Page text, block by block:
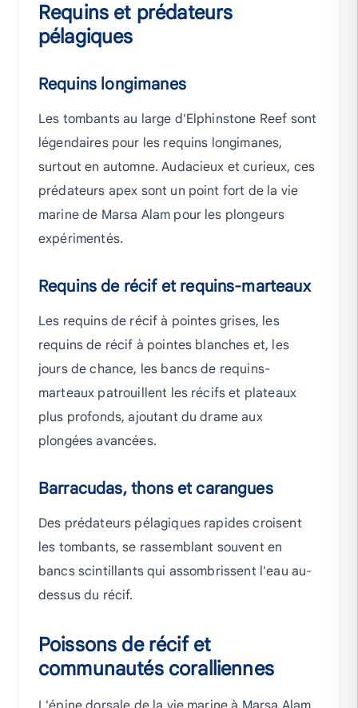
Requins et prédateurs
pélagiques
Requins longimanes
Les tombants au large d'Elphinstone Reef sont
légendaires pour les requins longimanes,
surtout en automne. Audacieux et curieux, ces
prédateurs apex sont un point fort de la vie
marine de Marsa Alam pour les plongeurs
expérimentés.
Requins de récif et requins-marteaux
Les requins de récif à pointes grises, les
requins de récif à pointes blanches et, les
jours de chance, les bancs de requins-
marteaux patrouillent les récifs et plateaux
plus profonds, ajoutant du drame aux
plongées avancées.
Barracudas, thons et carangues
Des prédateurs pélagiques rapides croisent
les tombants, se rassemblant souvent en
bancs scintillants qui assombrissent l'eau au-
dessus du récif.
Poissons de récif et
communautés coralliennes